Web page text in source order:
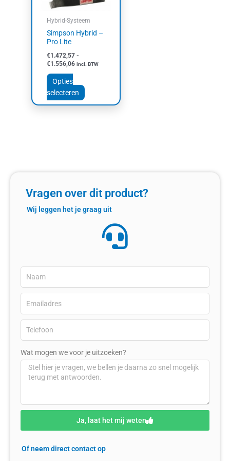
Hybrid-Systeem
Simpson Hybrid –
Pro Lite
€1.472,57 -
€1.556,06 incl. BTW
Opties
selecteren
optie
worden
de
Vragen over dit product?
Wij leggen het je graag uit
Wat mogen we voor je uitzoeken?
Ja, laat het mij weten
Of neem direct contact op